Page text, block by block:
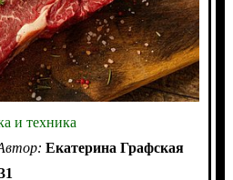
и техника
Екатерина Графская